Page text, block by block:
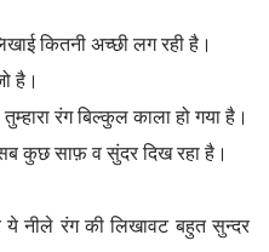
कितनी अच्छी लग रही है।
है।
रंग बिल्कुल काला हो गया है।
कुछ साफ़ व सुंदर दिख रहा है।
नीले रंग की लिखावट बहुत सुन्दर